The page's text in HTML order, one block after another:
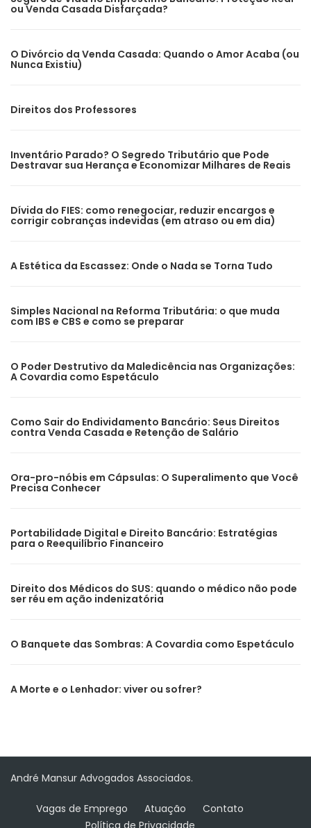
ou Venda Casada Disfarçada?
O Divórcio da Venda Casada: Quando o Amor Acaba (ou
Nunca Existiu)
Direitos dos Professores
Inventário Parado? O Segredo Tributário que Pode
Destravar sua Herança e Economizar Milhares de Reais
Dívida do FIES: como renegociar, reduzir encargos e
corrigir cobranças indevidas (em atraso ou em dia)
A Estética da Escassez: Onde o Nada se Torna Tudo
Simples Nacional na Reforma Tributária: o que muda
com IBS e CBS e como se preparar
O Poder Destrutivo da Maledicência nas Organizações:
A Covardia como Espetáculo
Como Sair do Endividamento Bancário: Seus Direitos
contra Venda Casada e Retenção de Salário
Ora-pro-nóbis em Cápsulas: O Superalimento que Você
Precisa Conhecer
Portabilidade Digital e Direito Bancário: Estratégias
para o Reequilíbrio Financeiro
Direito dos Médicos do SUS: quando o médico não pode
ser réu em ação indenizatória
O Banquete das Sombras: A Covardia como Espetáculo
A Morte e o Lenhador: viver ou sofrer?
André Mansur Advogados Associados.
Vagas de Emprego Atuação
Contato
Política de Privacidade